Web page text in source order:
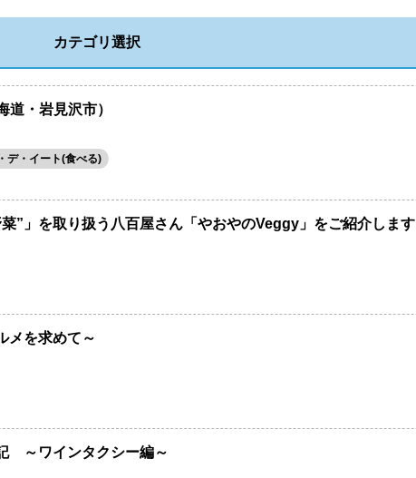
カテゴリ選択
・岩見沢市）
デ・イート(食べる)
”」を取り扱う八百屋さん「やおやのVeggy」をご紹介します
メを求めて～
～ワインタクシー編～